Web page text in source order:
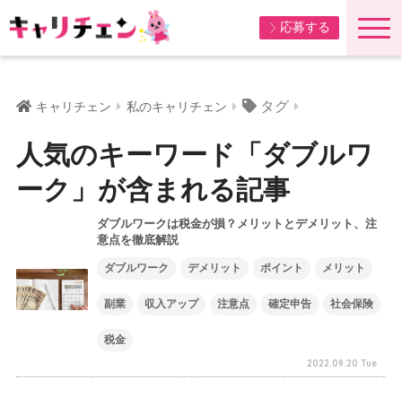
応募する
キャリチェン 私のキャリチェン タグ
人気のキーワード「ダブルワ
ーク」が含まれる記事
ダブルワークは税金が損？メリットとデメリット、注
意点を徹底解説
ダブルワーク デメリット ポイント メリット
副業 収入アップ 注意点 確定申告 社会保険
税金
2022.09.20 Tue